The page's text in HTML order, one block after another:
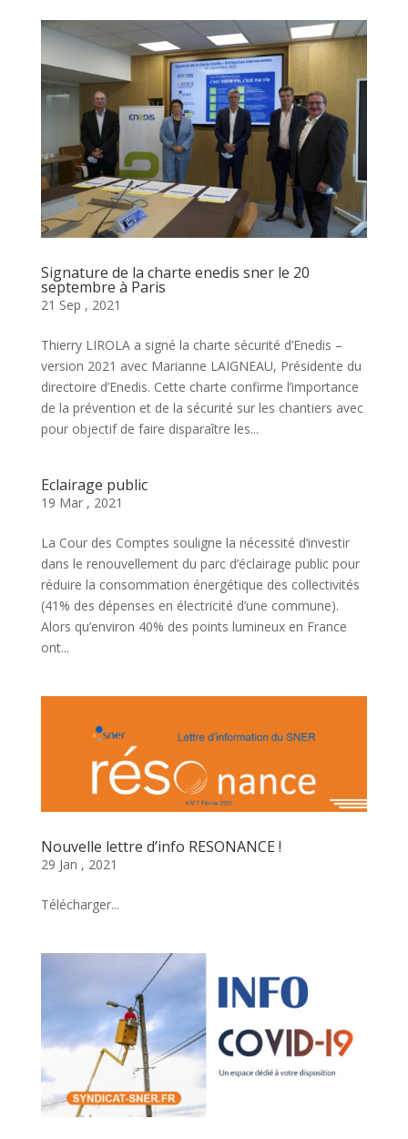
Signature de la charte enedis sner le 20
septembre à Paris
21 Sep , 2021
Thierry LIROLA a signé la charte sécurité d’Enedis –
version 2021 avec Marianne LAIGNEAU, Présidente du
directoire d’Enedis. Cette charte confirme l’importance
de la prévention et de la sécurité sur les chantiers avec
pour objectif de faire disparaître les...
Eclairage public
19 Mar , 2021
La Cour des Comptes souligne la nécessité d’investir
dans le renouvellement du parc d’éclairage public pour
réduire la consommation énergétique des collectivités
(41% des dépenses en électricité d’une commune).
Alors qu’environ 40% des points lumineux en France
ont...
Nouvelle lettre d’info RESONANCE !
29 Jan , 2021
Télécharger...